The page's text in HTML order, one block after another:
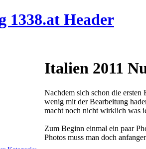
Italien 2011
Nachdem sich schon die
wenig mit der Bearbeitung
macht noch nicht wirklich was
Zum Beginn einmal ein paar
Photos muss man doch